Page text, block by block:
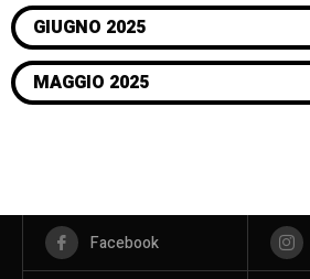
GIUGNO 2025
MAGGIO 2025
Facebook